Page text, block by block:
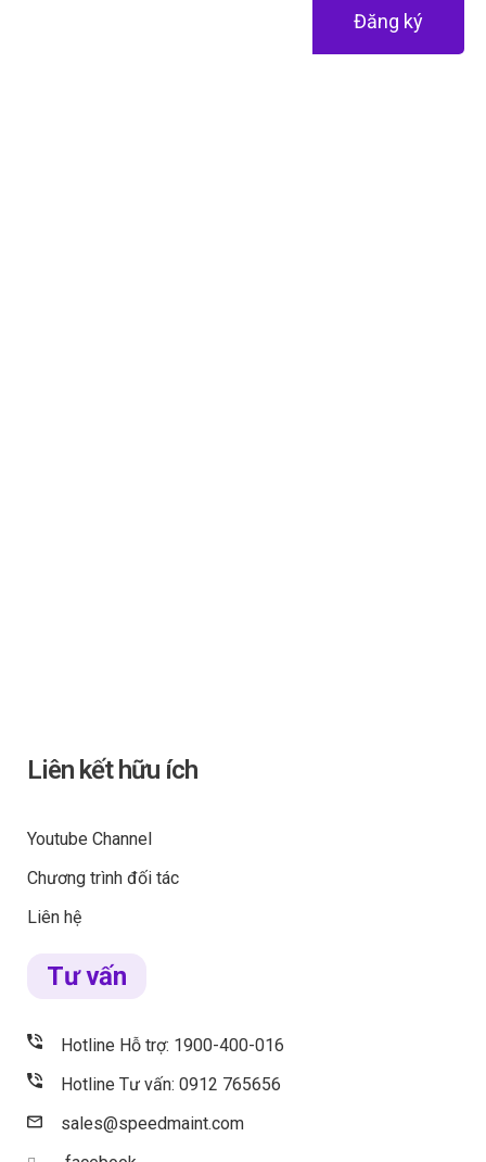
Đăng ký
Liên kết hữu ích
Youtube Channel
Chương trình đối tác
Liên hệ
Tư vấn
Hotline Hỗ trợ: 1900-400-016
Hotline Tư vấn: 0912 765656
sales@speedmaint.com